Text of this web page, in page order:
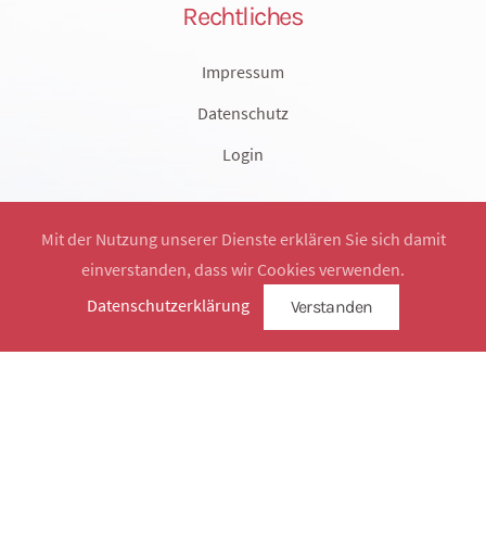
Rechtliches
Impressum
Datenschutz
Login
Mit der Nutzung unserer Dienste erklären Sie sich damit
einverstanden, dass wir Cookies verwenden.
Datenschutzerklärung
Verstanden